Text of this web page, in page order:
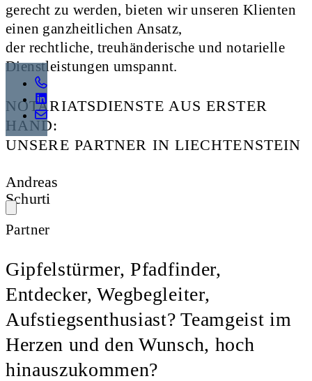
gerecht zu werden, bieten wir unseren Klienten
einen ganzheitlichen Ansatz,
der rechtliche, treuhänderische und notarielle
Dienstleistungen umspannt.
NOTARIATSDIENSTE AUS ERSTER
HAND:
UNSERE PARTNER IN LIECHTENSTEIN
Andreas
Schurti
Partner
Gipfelstürmer, Pfadfinder,
Entdecker, Wegbegleiter,
Aufstiegsenthusiast? Teamgeist im
Herzen und den Wunsch, hoch
hinauszukommen?